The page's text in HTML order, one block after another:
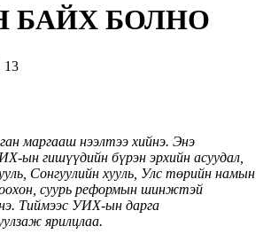
БАЙХ БОЛНО
13
маргааш нээлтээ хийнэ. Энэ
ын гишүүдийн бүрэн эрхийн асуудал,
Сонгуулийн хууль, Улс төрийн намын
суурь реформын шинжтэй
Тиймээс УИХ-ын дарга
ярилцлаа.